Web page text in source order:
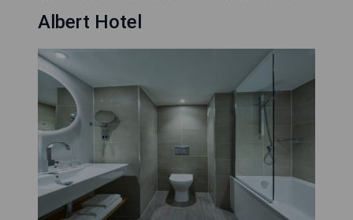
Albert Hotel